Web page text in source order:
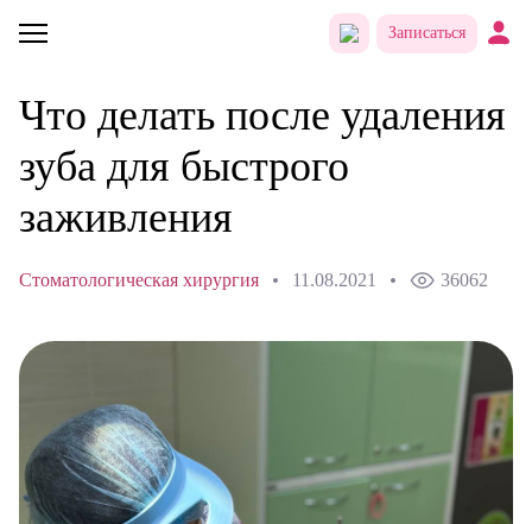
Записаться
Что делать после удаления
зуба для быстрого
заживления
Стоматологическая хирургия 11.08.2021 36062